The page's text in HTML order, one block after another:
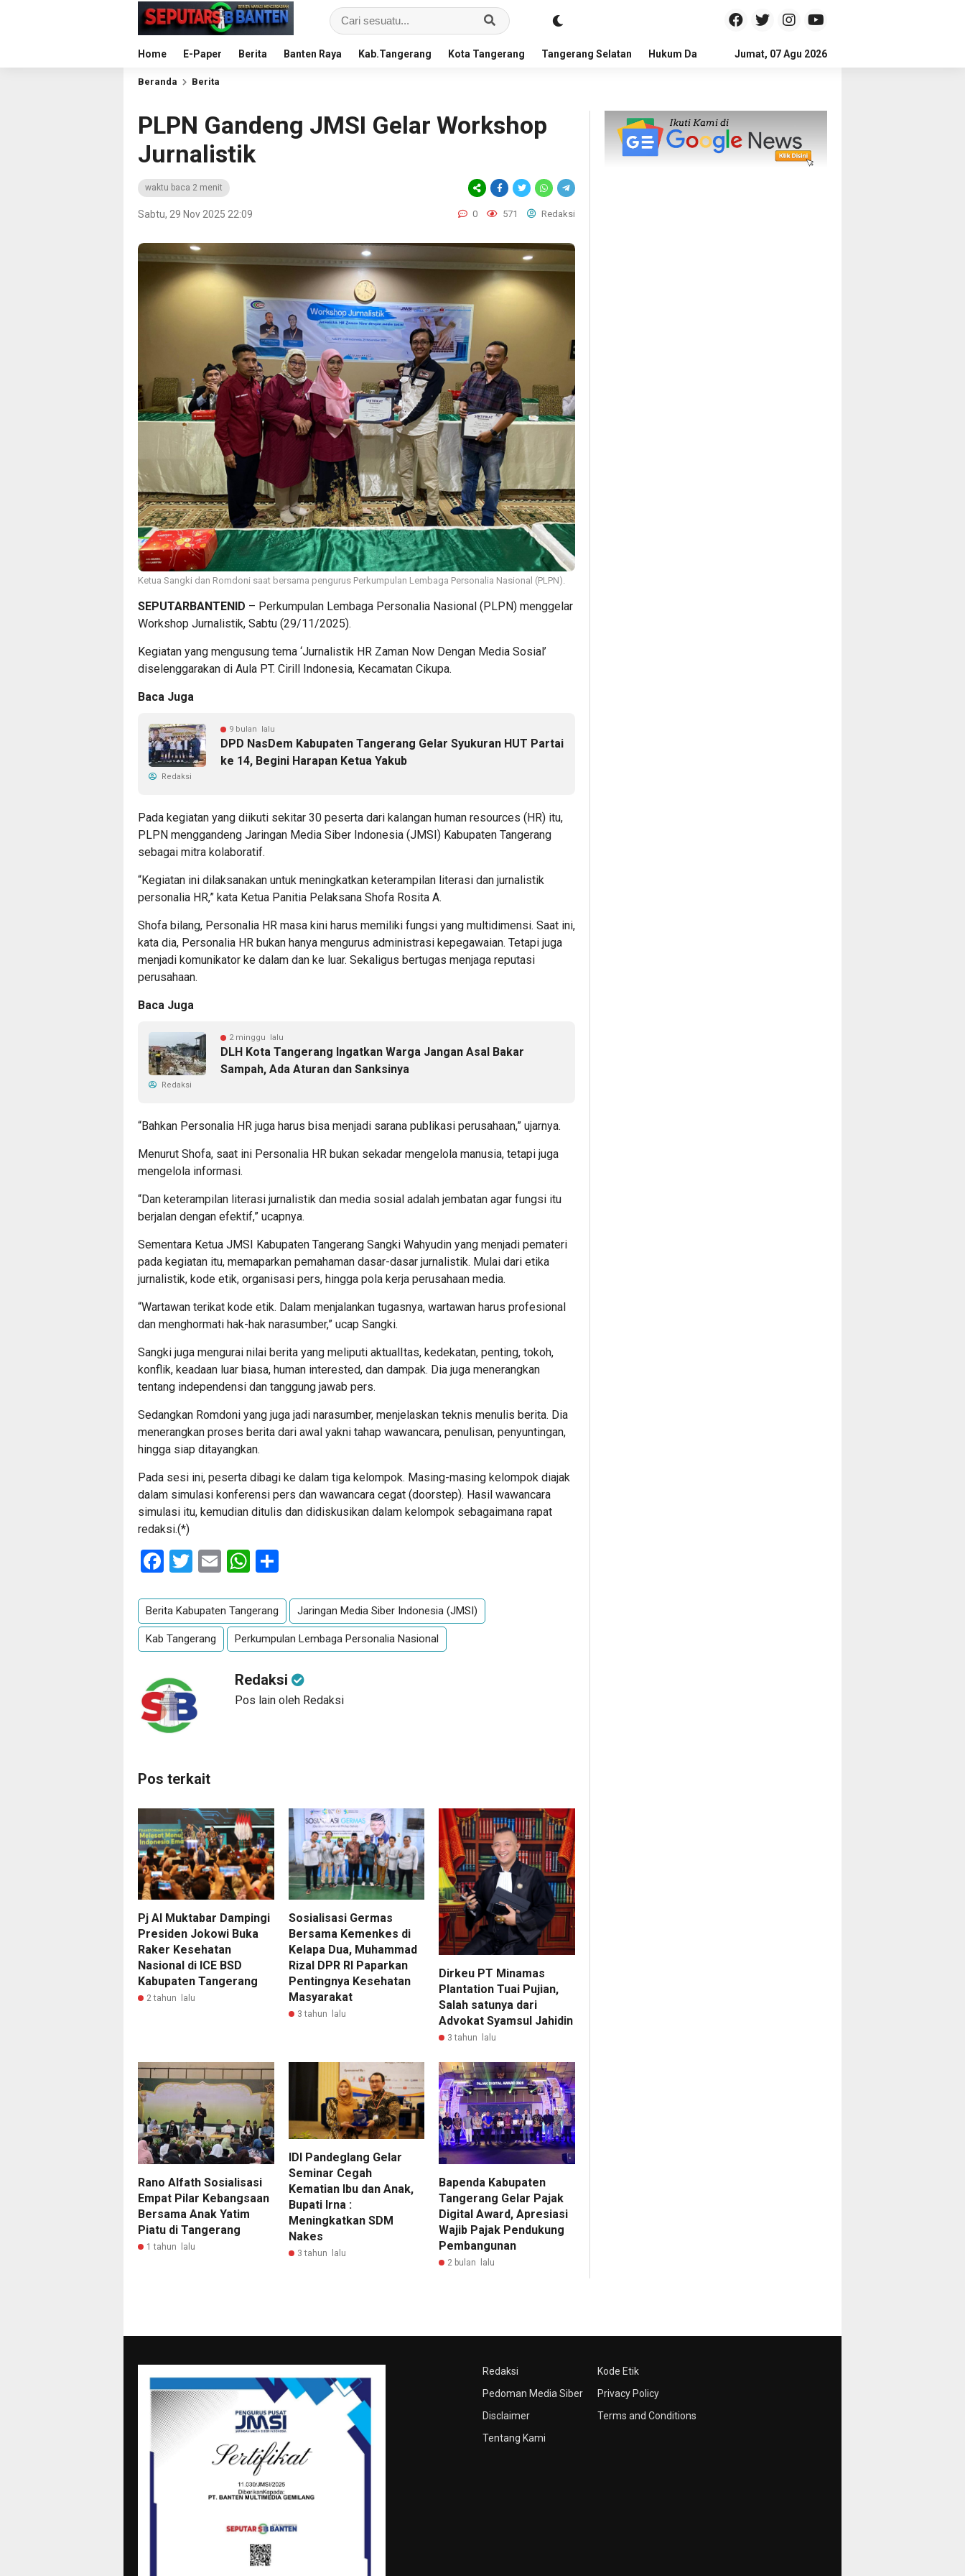
Home E-Paper Berita Banten Raya Kab.Tangerang Kota Tangerang Tangerang Selatan Hukum Dan Kriminal Politik Pendidikan
Jumat, 07 Agu 2026
Beranda Berita
PLPN Gandeng JMSI Gelar Workshop
Jurnalistik
waktu baca 2 menit
Sabtu, 29 Nov 2025 22:09 0 571 Redaksi
Ketua Sangki dan Romdoni saat bersama pengurus Perkumpulan Lembaga Personalia Nasional (PLPN).
SEPUTARBANTENID – Perkumpulan Lembaga Personalia Nasional (PLPN) menggelar
Workshop Jurnalistik, Sabtu (29/11/2025).
Kegiatan yang mengusung tema ‘Jurnalistik HR Zaman Now Dengan Media Sosial’
diselenggarakan di Aula PT. Cirill Indonesia, Kecamatan Cikupa.
Baca Juga
9 bulan lalu
DPD NasDem Kabupaten Tangerang Gelar Syukuran HUT Partai
ke 14, Begini Harapan Ketua Yakub
Redaksi
Pada kegiatan yang diikuti sekitar 30 peserta dari kalangan human resources (HR) itu,
PLPN menggandeng Jaringan Media Siber Indonesia (JMSI) Kabupaten Tangerang
sebagai mitra kolaboratif.
“Kegiatan ini dilaksanakan untuk meningkatkan keterampilan literasi dan jurnalistik
personalia HR,” kata Ketua Panitia Pelaksana Shofa Rosita A.
Shofa bilang, Personalia HR masa kini harus memiliki fungsi yang multidimensi. Saat ini,
kata dia, Personalia HR bukan hanya mengurus administrasi kepegawaian. Tetapi juga
menjadi komunikator ke dalam dan ke luar. Sekaligus bertugas menjaga reputasi
perusahaan.
Baca Juga
2 minggu lalu
DLH Kota Tangerang Ingatkan Warga Jangan Asal Bakar
Sampah, Ada Aturan dan Sanksinya
Redaksi
“Bahkan Personalia HR juga harus bisa menjadi sarana publikasi perusahaan,” ujarnya.
Menurut Shofa, saat ini Personalia HR bukan sekadar mengelola manusia, tetapi juga
mengelola informasi.
“Dan keterampilan literasi jurnalistik dan media sosial adalah jembatan agar fungsi itu
berjalan dengan efektif,” ucapnya.
Sementara Ketua JMSI Kabupaten Tangerang Sangki Wahyudin yang menjadi pemateri
pada kegiatan itu, memaparkan pemahaman dasar-dasar jurnalistik. Mulai dari etika
jurnalistik, kode etik, organisasi pers, hingga pola kerja perusahaan media.
“Wartawan terikat kode etik. Dalam menjalankan tugasnya, wartawan harus profesional
dan menghormati hak-hak narasumber,” ucap Sangki.
Sangki juga mengurai nilai berita yang meliputi aktualItas, kedekatan, penting, tokoh,
konflik, keadaan luar biasa, human interested, dan dampak. Dia juga menerangkan
tentang independensi dan tanggung jawab pers.
Sedangkan Romdoni yang juga jadi narasumber, menjelaskan teknis menulis berita. Dia
menerangkan proses berita dari awal yakni tahap wawancara, penulisan, penyuntingan,
hingga siap ditayangkan.
Pada sesi ini, peserta dibagi ke dalam tiga kelompok. Masing-masing kelompok diajak
dalam simulasi konferensi pers dan wawancara cegat (doorstep). Hasil wawancara
simulasi itu, kemudian ditulis dan didiskusikan dalam kelompok sebagaimana rapat
redaksi.(*)
Facebook
Twitter
EmailWhatsApp
Berita Kabupaten Tangerang Jaringan Media Siber Indonesia (JMSI)
Kab Tangerang Perkumpulan Lembaga Personalia Nasional
Redaksi
Pos lain oleh Redaksi
Pos terkait
Pj Al Muktabar Dampingi
Presiden Jokowi Buka
Raker Kesehatan
Nasional di ICE BSD
Kabupaten Tangerang
2 tahun lalu
Sosialisasi Germas
Bersama Kemenkes di
Kelapa Dua, Muhammad
Rizal DPR RI Paparkan
Pentingnya Kesehatan
Masyarakat
3 tahun lalu
Dirkeu PT Minamas
Plantation Tuai Pujian,
Salah satunya dari
Advokat Syamsul Jahidin
3 tahun lalu
Rano Alfath Sosialisasi
Empat Pilar Kebangsaan
Bersama Anak Yatim
Piatu di Tangerang
1 tahun lalu
IDI Pandeglang Gelar
Seminar Cegah
Kematian Ibu dan Anak,
Bupati Irna :
Meningkatkan SDM
Nakes
3 tahun lalu
Bapenda Kabupaten
Tangerang Gelar Pajak
Digital Award, Apresiasi
Wajib Pajak Pendukung
Pembangunan
2 bulan lalu
Redaksi
Pedoman Media Siber
Disclaimer
Tentang Kami
Kode Etik
Privacy Policy
Terms and Conditions